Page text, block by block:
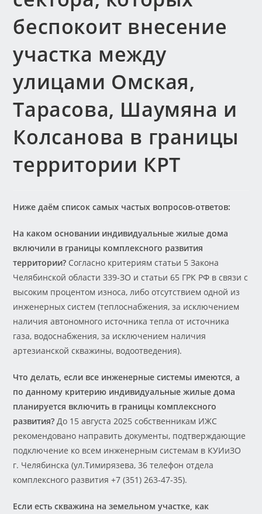
беспокоит внесение
участка между
улицами Омская,
Тарасова, Шаумяна и
Колсанова в границы
территории КРТ
Ниже даём список самых частых вопросов-ответов:
На каком основании индивидуальные жилые дома
включили в границы комплексного развития
территории? Согласно критериям статьи 5 Закона
Челябинской области 339-ЗО и статьи 65 ГРК РФ в связи с
высоким процентом износа, либо отсутствием одной из
инженерных систем (теплоснабжения, за исключением
наличия автономного источника тепла от источника
газа, водоснабжения, за исключением наличия
артезианской скважины, водоотведения).
Что делать, если все инженерные системы имеются, а
по данному критерию индивидуальные жилые дома
планируется включить в границы комплексного
развития? До 15 августа 2025 собственникам ИЖС
рекомендовано направить документы, подтверждающие
подключение ко всем инженерным системам в КУИиЗО
г. Челябинска (ул.Тимирязева, 36 телефон отдела
комплексного развития +7 (351) 263-47-35).
Если есть скважина на земельном участке, как